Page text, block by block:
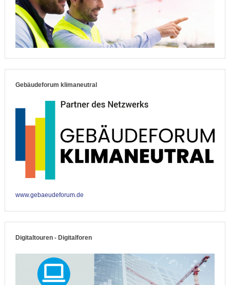
Gebäudeforum klimaneutral
www.gebaeudeforum.de
Digitaltouren - Digitalforen